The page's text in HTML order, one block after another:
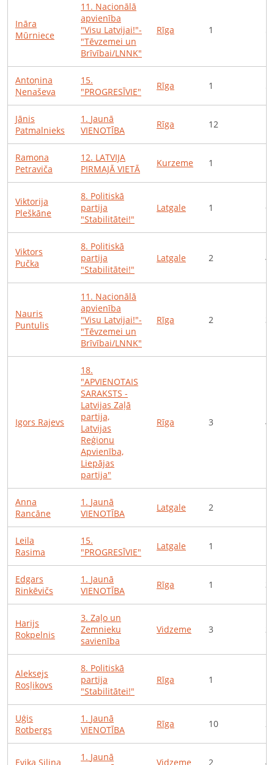
Ināra
Mūrniece
11 . Nacionālā
apvienība
"Visu Latvijai!"-
"Tēvzemei un
Brīvībai/LNNK"
Rīga 1
Antoņina
Ņenaševa
15.
"PROGRESĪVIE"
Rīga 1
Jānis
Patmalnieks
1 . Jaunā
VIENOTĪBA
Rīga 12
Ramona
Petraviča
12. LATVIJA
PIRMAJĀ VIETĀ
Kurzeme 1
Viktorija
Pleškāne
8. Politiskā
partija
"Stabilitātei!"
Latgale 1 6
Viktors
Pučka
8. Politiskā
partija
"Stabilitātei!"
Latgale 2 4
Nauris
Puntulis
11 . Nacionālā
apvienība
"Visu Latvijai!"-
"Tēvzemei un
Brīvībai/LNNK"
Rīga 2 3
Igors Rajevs
18.
"APVIENOTAIS
SARAKSTS -
Latvijas Zaļā
partija,
Latvijas
Reģionu
Apvienība,
Liepājas
partija"
Rīga 3 4
Anna
Rancāne
1 . Jaunā
VIENOTĪBA
Latgale 2
Leila
Rasima
15.
"PROGRESĪVIE"
Latgale 1
Edgars
Rinkēvičs
1 . Jaunā
VIENOTĪBA
Rīga 1
Harijs
Rokpelnis
3. Zaļo un
Zemnieku
savienība
Vidzeme 3 2
Aleksejs
Rosļikovs
8. Politiskā
partija
"Stabilitātei!"
Rīga 1
Uģis
Rotbergs
1 . Jaunā
VIENOTĪBA
Rīga 10 2
Evika Siliņa 1 . Jaunā
Vidzeme 2 4